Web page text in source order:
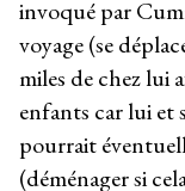
invoqué par
voyage (se
miles de chez lui
enfants car lui et
pourrait
(déménager si